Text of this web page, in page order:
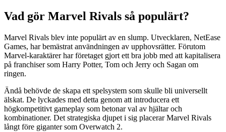
Vad gör Marvel Rivals så populärt?
Marvel Rivals blev inte populärt av en slump. Utvecklaren, NetEase
Games, har bemästrat användningen av upphovsrätter. Förutom
Marvel-karaktärer har företaget gjort ett bra jobb med att kapitalisera
på franchiser som Harry Potter, Tom och Jerry och Sagan om
ringen.
Ändå behövde de skapa ett spelsystem som skulle bli universellt
älskat. De lyckades med detta genom att introducera ett
högkompetitivt gameplay som betonar val av hjältar och
kombinationer. Det strategiska djupet i sig placerar Marvel Rivals
långt före giganter som Overwatch 2.